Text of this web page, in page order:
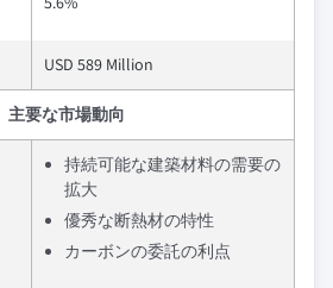
USD 589 Million
主要な市場動向
持続可能な建築材料の需要の
拡大
優秀な断熱材の特性
カーボンの委託の利点